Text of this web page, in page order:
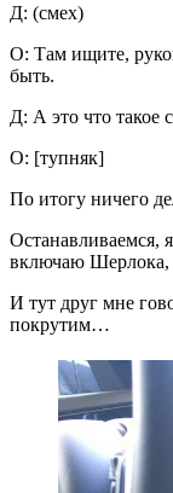
Д: (смех)
О: Там ищите,
быть.
Д: А это что такое
О: [тупняк]
По итогу ничего
Останавливаемся,
включаю Шерлока,
И тут друг мне
покрутим…